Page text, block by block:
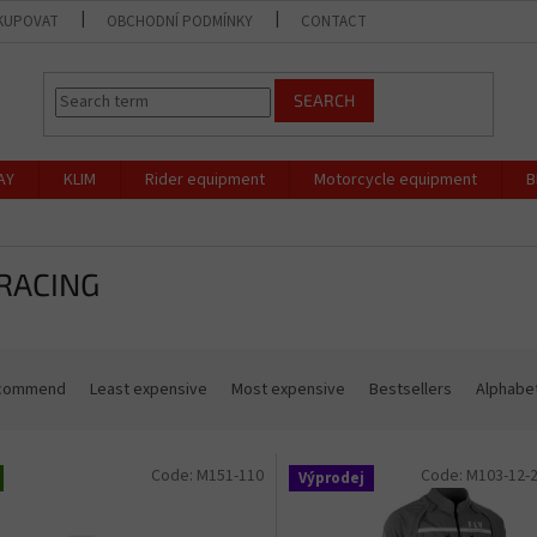
OBCHODNÍ PODMÍNKY CONTACT
SEARCH
KLIM Rider equipment Motorcycle equipment
Least expensive Most expensive Bestsellers
Code: M151-110 Výprodej Code: M103-12-